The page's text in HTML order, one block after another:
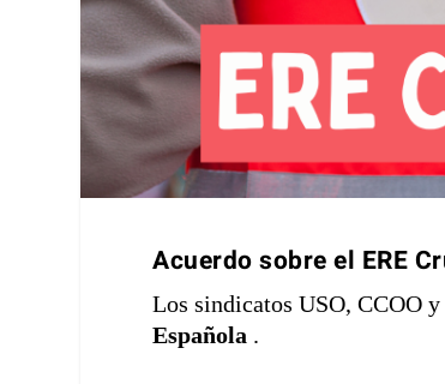
Acuerdo sobre el ERE
Los sindicatos USO, CCOO
Española .